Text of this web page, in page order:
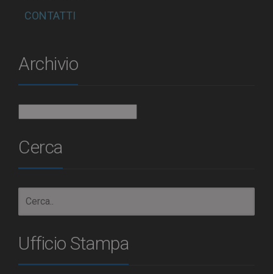
CONTATTI
Archivio
Cerca
Ufficio Stampa